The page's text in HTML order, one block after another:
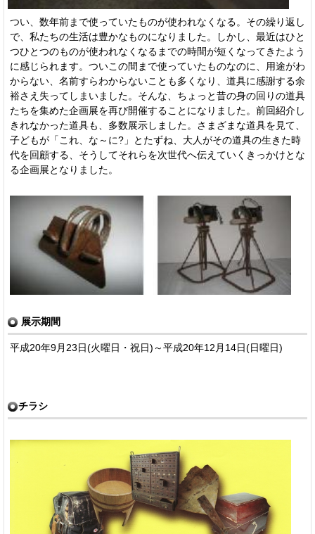
つい、数年前まで使っていたものが使われなくなる。その繰り返し
で、私たちの生活は豊かなものになりました。しかし、最近はひと
つひとつのものが使われなくなるまでの時間が短くなってきたよう
に感じられます。ついこの間まで使っていたものなのに、用途がわ
からない、名前すらわからないことも多くなり、道具に感謝する余
裕さえ失ってしまいました。そんな、ちょっと昔の身の回りの道具
たちを集めた企画展を再び開催することになりました。前回紹介し
きれなかった道具も、多数展示しました。さまざまな道具を見て、
子どもが「これ、な～に?」とたずね、大人がその道具の生きた時
代を回顧する、そうしてそれらを次世代へ伝えていくきっかけとな
る企画展となりました。
展示期間
平成20年9月23日(火曜日・祝日)～平成20年12月14日(日曜日)
チラシ